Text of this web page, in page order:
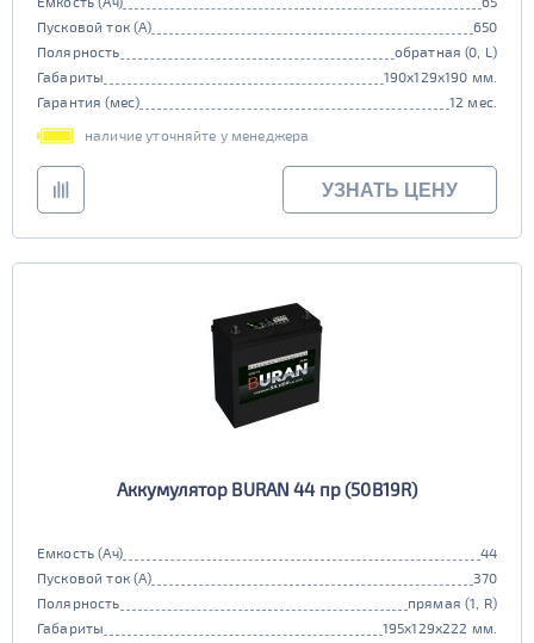
Пусковой ток (А)
650
Полярность
обратная (0, L)
Габариты
190x129x190 мм.
Гарантия (мес)
12 мес.
наличие уточняйте у менеджера
УЗНАТЬ ЦЕНУ
Аккумулятор BURAN 44 пр (50B19R)
Емкость (Ач)
44
Пусковой ток (А)
370
Полярность
прямая (1, R)
Габариты
195x129x222 мм.